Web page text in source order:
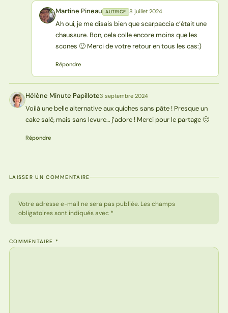
MP Martine Pineau AUTRICE 8 juillet 2024
Ah oui, je me disais bien que scarpaccia c’était une
chaussure. Bon, cela colle encore moins que les
scones 🙂 Merci de votre retour en tous les cas:)
Répondre
HP Hélène Minute Papillote3 septembre 2024
Voilà une belle alternative aux quiches sans pâte ! Presque un
cake salé, mais sans levure… j’adore ! Merci pour le partage 🙂
Répondre
LAISSER UN COMMENTAIRE
Votre adresse e-mail ne sera pas publiée. Les champs
obligatoires sont indiqués avec *
COMMENTAIRE *